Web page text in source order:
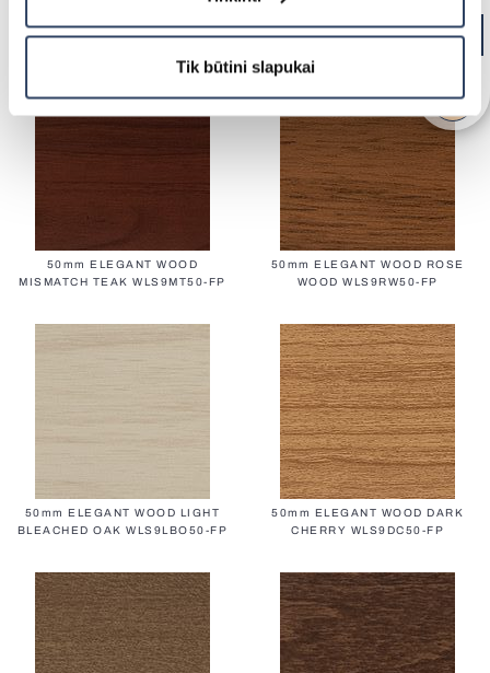
Tik būtini slapukai
ESPRESSO WPS9ES50-F
COTTON GREY WPS9CG50-F
50mm ELEGANT WOOD
MISMATCH TEAK WLS9MT50-FP
50mm ELEGANT WOOD ROSE
WOOD WLS9RW50-FP
50mm ELEGANT WOOD LIGHT
BLEACHED OAK WLS9LBO50-FP
50mm ELEGANT WOOD DARK
CHERRY WLS9DC50-FP